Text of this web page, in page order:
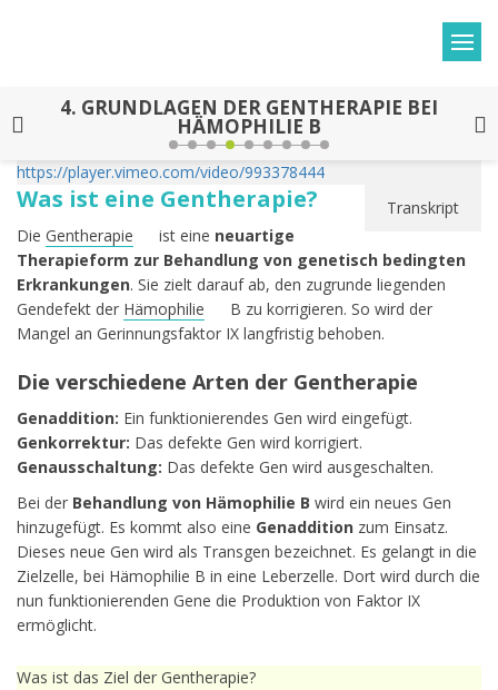
4. GRUNDLAGEN DER GENTHERAPIE BEI
HÄMOPHILIE B
https://player.vimeo.com/video/993378444
Transkript
Was ist eine Gentherapie?
Die Gentherapie ist eine neuartige
Therapieform zur Behandlung von genetisch bedingten
Erkrankungen. Sie zielt darauf ab, den zugrunde liegenden
Gendefekt der Hämophilie
B zu korrigieren. So wird der
Mangel an Gerinnungsfaktor IX langfristig behoben.
Die verschiedene Arten der Gentherapie
Genaddition: Ein funktionierendes Gen wird eingefügt.
Genkorrektur: Das defekte Gen wird korrigiert.
Genausschaltung: Das defekte Gen wird ausgeschalten.
Bei der Behandlung von Hämophilie B wird ein neues Gen
hinzugefügt. Es kommt also eine Genaddition zum Einsatz.
Dieses neue Gen wird als Transgen bezeichnet. Es gelangt in die
Zielzelle, bei Hämophilie B in eine Leberzelle. Dort wird durch die
nun funktionierenden Gene die Produktion von Faktor IX
ermöglicht.
Was ist das Ziel der Gentherapie?